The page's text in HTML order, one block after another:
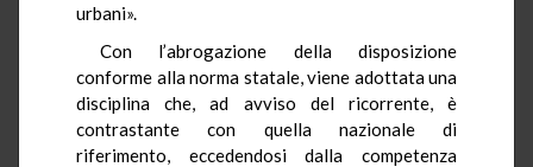
urbani».
Con l’abrogazione della disposizione
conforme alla norma statale, viene adottata una
disciplina che, ad avviso del ricorrente, è
contrastante con quella nazionale di
riferimento, eccedendosi dalla competenza